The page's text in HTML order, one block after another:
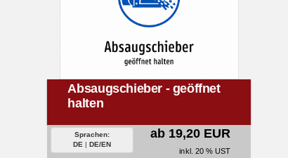
Absaugschieber - geöffnet
halten
Sprachen:
DE
DE/EN
ab 19,20 EUR
inkl. 20 % UST